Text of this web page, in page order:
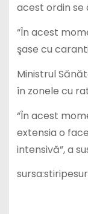
acest ordin se
“În acest
şase cu
Ministrul
în zonele cu
“În acest
extensia o
intensivă”, a